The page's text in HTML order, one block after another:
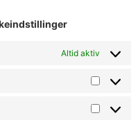
Altid aktiv